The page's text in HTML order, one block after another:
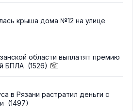
крыша дома №12 на улице
области выплатят премию
БПЛА (1526)
в Рязани растратил деньги с
(1497)